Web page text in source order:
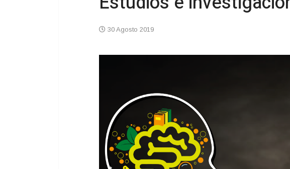
30 Agosto 2019